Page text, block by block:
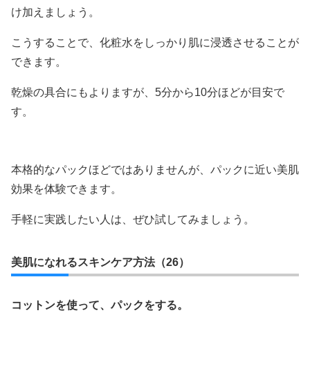
け加えましょう。
こうすることで、化粧水をしっかり肌に浸透させることが
できます。
乾燥の具合にもよりますが、5分から10分ほどが目安で
す。
本格的なパックほどではありませんが、パックに近い美肌
効果を体験できます。
手軽に実践したい人は、ぜひ試してみましょう。
美肌になれるスキンケア方法（26）
コットンを使って、パックをする。